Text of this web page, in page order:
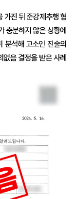
가진 뒤 준강제추행 혐
충분하지 않은 상황에
분석해 고소인 진술의
음 결정을 받은 사례